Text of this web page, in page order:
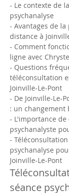
- Le contexte de
psychanalyse
- Avantages de la
distance à
- Comment
ligne avec
- Questions
téléconsultation
Joinville-Le-Pont
- De Joinville-Le-
: un changement
- L'importance
psychanalyste
-
psychanalyse
Joinville-Le-Pont
séance